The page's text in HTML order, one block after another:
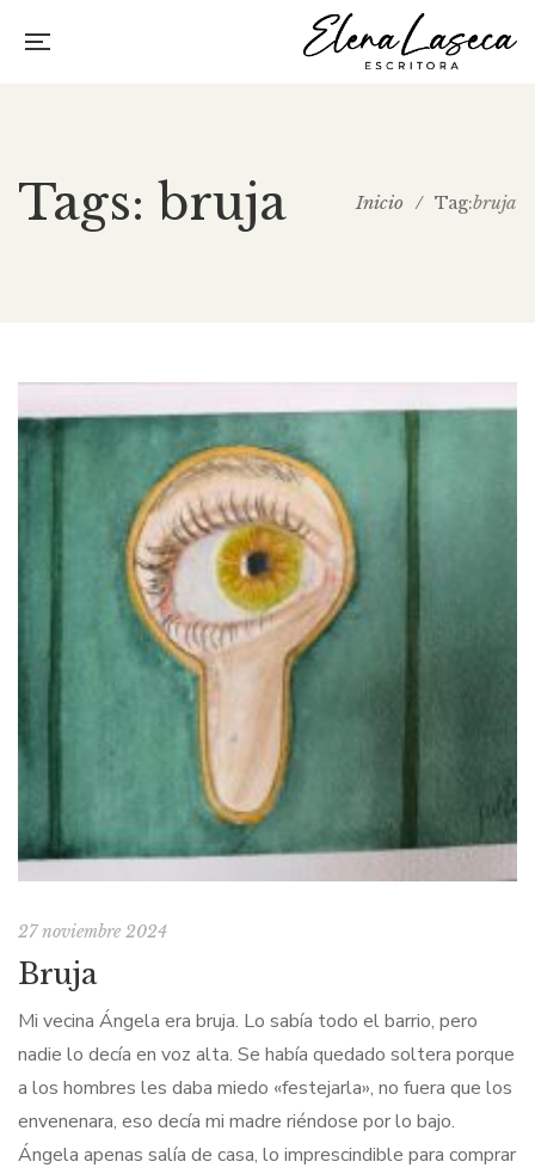
Tags: bruja Inicio / Tag:bruja
27 noviembre 2024
Bruja
Mi vecina Ángela era bruja. Lo sabía todo el barrio, pero
nadie lo decía en voz alta. Se había quedado soltera porque
a los hombres les daba miedo «festejarla», no fuera que los
envenenara, eso decía mi madre riéndose por lo bajo.
Ángela apenas salía de casa, lo imprescindible para comprar